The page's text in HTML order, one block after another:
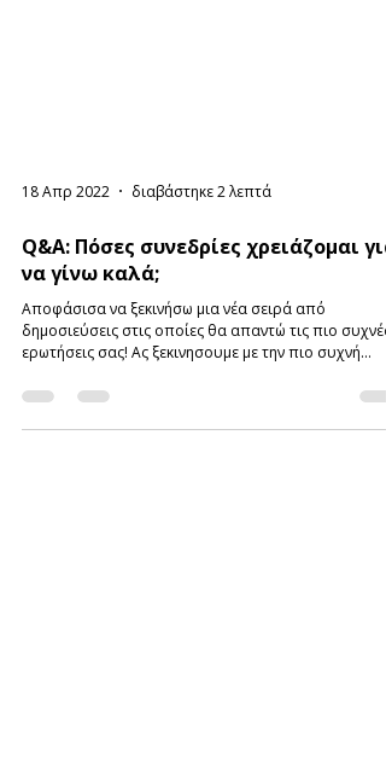
18 Απρ 2022 διαβάστηκε 2 λεπτά
Q&A: Πόσες συνεδρίες χρειάζομαι για
να γίνω καλά;
Αποφάσισα να ξεκινήσω μια νέα σειρά από
ερωτήσεις σας! Ας ξεκινησουμε με την πιο συχνή...